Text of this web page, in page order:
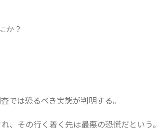
か？
では恐るべき実態が判明する。
、その行く着く先は最悪の恐慌だという。